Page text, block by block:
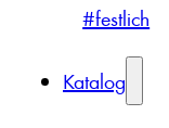
#festlich
Katalog